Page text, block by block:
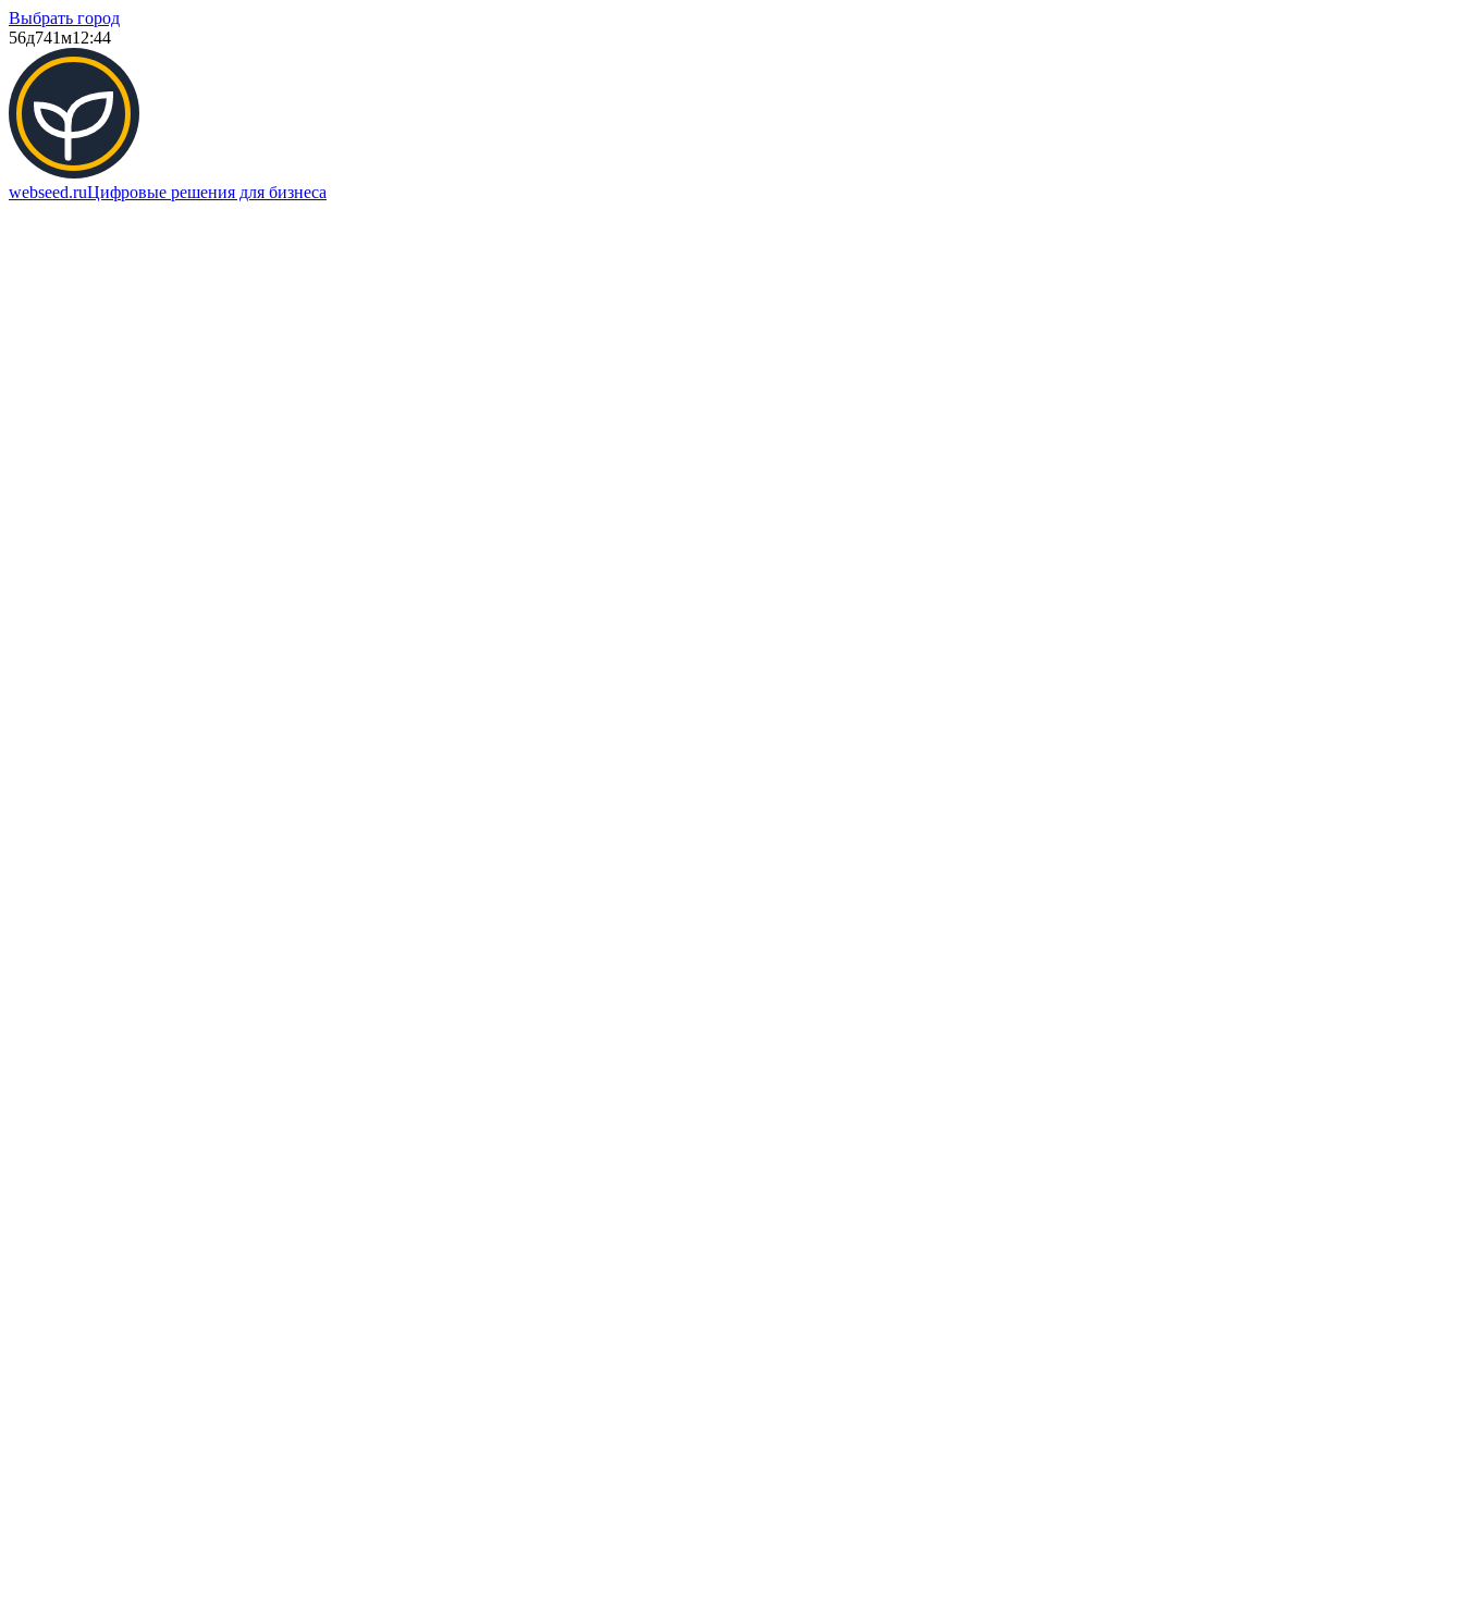
Выбрать город
56д741м12:44
webseed.ruЦифровые решения для бизнеса